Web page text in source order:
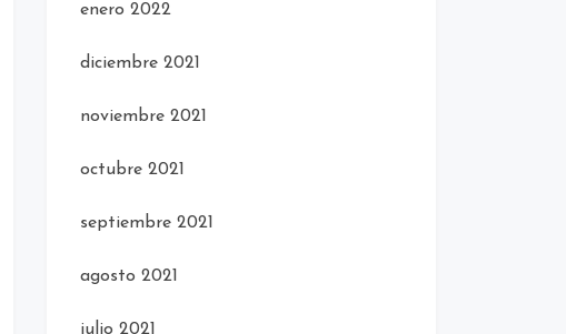
enero 2022
diciembre 2021
noviembre 2021
octubre 2021
septiembre 2021
agosto 2021
julio 2021